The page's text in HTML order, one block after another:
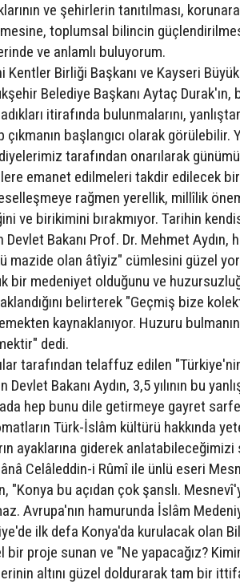
ve şehirlerin tanıtılması,
toplumsal bilincin
ve anlamlı buluyorum.
Kentler Birliği Başkanı ve Kayseri
Belediye Başkanı Aytaç
itirafında bulunmalarını,
çıkmanın başlangıcı olarak
tarafından onarılarak
emanet edilmeleri takdir edilecek
rağmen yerellik, millîlik
ve birikimini bırakmıyor. Tarihin
Devlet Bakanı Prof. Dr. Mehmet
mazide olan âtîyiz" cümlesini güzel
bir medeniyet olduğunu ve
belirterek "Geçmiş bize
kaynaklanıyor. Huzuru
dedi.
tarafından telaffuz edilen
Devlet Bakanı Aydın, 3,5 yılının bu
hep bunu dile getirmeye gayret
Türk-İslâm kültürü hakkında
ayaklarına giderek
Celâleddin-i Rûmî ile ünlü eseri
"Konya bu açıdan çok şanslı.
Avrupa'nın hamurunda İslâm
ilk defa Konya'da kurulacak olan
bir proje sunan ve "Ne yapacağız?
altını güzel doldurarak tam bir